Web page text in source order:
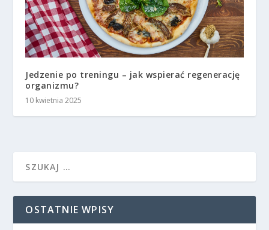
Jedzenie po treningu – jak wspierać regenerację
organizmu?
10 kwietnia 2025
OSTATNIE WPISY